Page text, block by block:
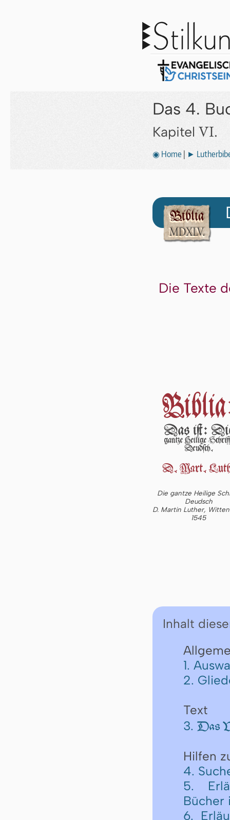
Das 4.
Kapitel VI.
◉ Home ►
Die Texte
Die gantze Heilige
Deudsch
D. Martin Luther,
1545
Inhalt
1.
2.
Text
3. Das
Hilfen
4.
5.
Bücher
6.